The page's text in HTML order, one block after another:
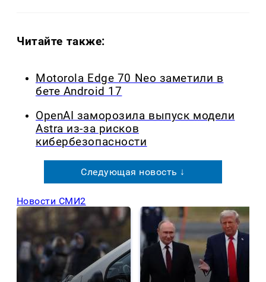
Читайте также:
Motorola Edge 70 Neo заметили в
бете Android 17
OpenAI заморозила выпуск модели
Astra из-за рисков
кибербезопасности
Следующая новость ↓
Новости СМИ2